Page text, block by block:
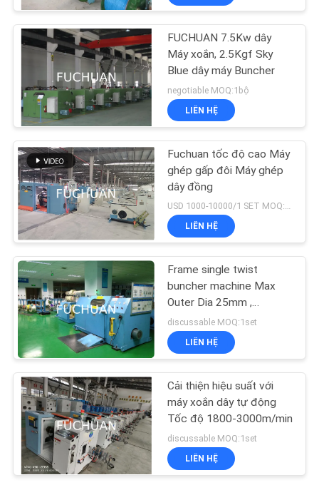
VỀ
CHÚNG
TÔI
THAM
QUAN
NHÀ
MÁY
KIỂM
SOÁT
CHẤT
LƯỢNG
LIÊN
HỆ
TIN
TỨC
FUCHUAN 7.5Kw dây
Máy xoắn, 2.5Kgf Sky
Blue dây máy Buncher
negotiable MOQ:1bộ
LIÊN HỆ
Fuchuan tốc độ cao Máy
ghép gấp đôi Máy ghép
dây đồng
USD 1000-10000/1 SET MOQ:1 bộ
LIÊN HỆ
Frame single twist
buncher machine Max
Outer Dia 25mm ,
500rpm
discussable MOQ:1set
LIÊN HỆ
Cải thiện hiệu suất với
máy xoắn dây tự động
Tốc độ 1800-3000m/min
discussable MOQ:1set
LIÊN HỆ